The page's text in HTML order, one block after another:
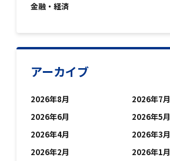
金融・経済
アーカイブ
2026年8月
2026年7月
2026年6月
2026年5月
2026年4月
2026年3月
2026年2月
2026年1月